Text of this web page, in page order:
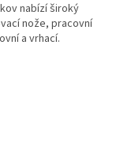
nabízí široký
nože, pracovní
a vrhací.